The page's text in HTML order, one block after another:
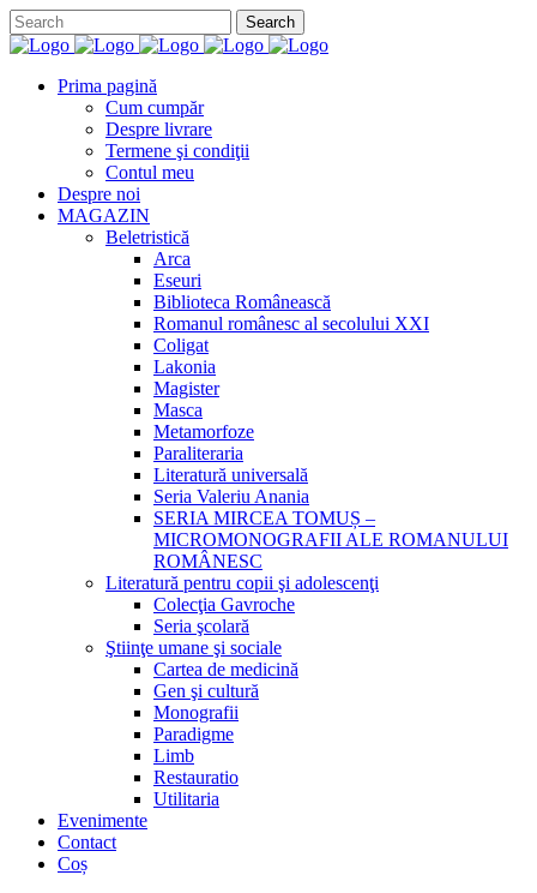
Prima pagină
Cum cumpăr
Despre livrare
Termene şi condiţii
Contul meu
Despre noi
MAGAZIN
Beletristică
Arca
Eseuri
Biblioteca Românească
Romanul românesc al secolului XXI
Coligat
Lakonia
Magister
Masca
Metamorfoze
Paraliteraria
Literatură universală
Seria Valeriu Anania
SERIA MIRCEA TOMUȘ –
MICROMONOGRAFII ALE ROMANULUI
ROMÂNESC
Literatură pentru copii şi adolescenţi
Colecţia Gavroche
Seria şcolară
Ştiinţe umane şi sociale
Cartea de medicină
Gen şi cultură
Monografii
Paradigme
Limb
Restauratio
Utilitaria
Evenimente
Contact
Coș